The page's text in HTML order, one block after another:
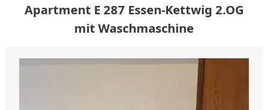
Apartment E 287 Essen-Kettwig 2.OG
mit Waschmaschine